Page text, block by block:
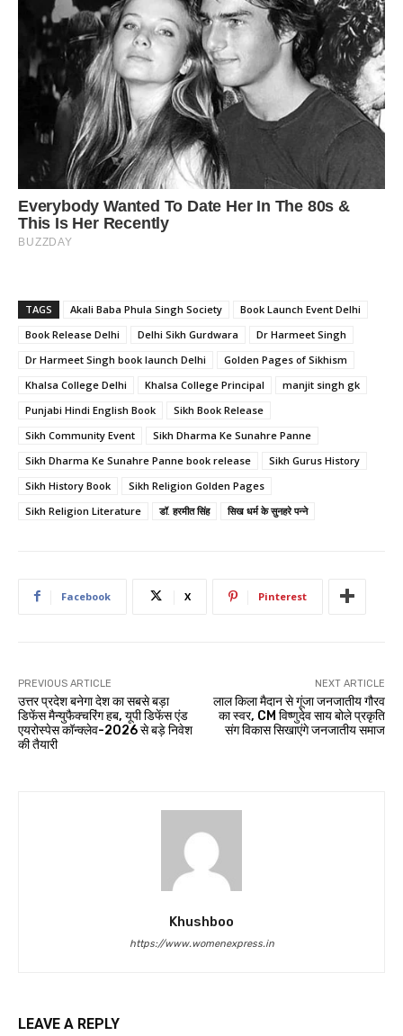
TAGS Akali Baba Phula Singh Society
Book Launch Event Delhi
Book Release Delhi
Delhi Sikh Gurdwara
Dr Harmeet Singh
Dr Harmeet Singh book launch Delhi
Golden Pages of Sikhism
Khalsa College Delhi
Khalsa College Principal
manjit singh gk
Punjabi Hindi English Book
Sikh Book Release
Sikh Community Event
Sikh Dharma Ke Sunahre Panne
Sikh Dharma Ke Sunahre Panne book release
Sikh Gurus History
Sikh History Book
Sikh Religion Golden Pages
Sikh Religion Literature
डॉ. हरमीत सिंह सिख धर्म के सुनहरे पन्ने
Facebook X Pinterest
PREVIOUS ARTICLE
उत्तर प्रदेश बनेगा देश का सबसे बड़ा
डिफेंस मैन्युफैक्चरिंग हब, यूपी डिफेंस एंड
एयरोस्पेस कॉन्क्लेव-2026 से बड़े निवेश
की तैयारी
NEXT ARTICLE
लाल किला मैदान से गूंजा जनजातीय गौरव
का स्वर, CM विष्णुदेव साय बोले प्रकृति
संग विकास सिखाएंगे जनजातीय समाज
Khushboo
https://www.womenexpress.in
LEAVE A REPLY